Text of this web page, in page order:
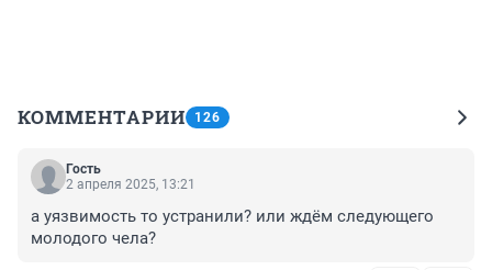
КОММЕНТАРИИ 126
Гость
2 апреля 2025, 13:21
а уязвимость то устранили? или ждём следующего
молодого чела?